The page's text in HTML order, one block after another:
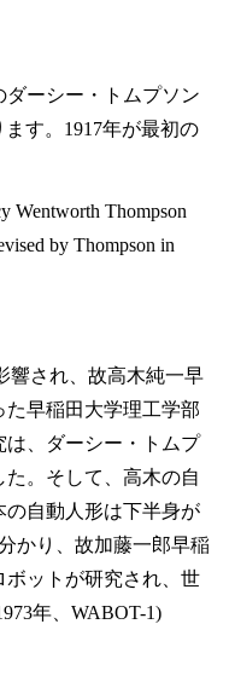
ーシー・トムプソン
す。1917年が最初の
Wentworth Thompson
by Thompson in
響され、故高木純一早
早稲田大学理工学部
、ダーシー・トムプ
。そして、高木の自
自動人形は下半身が
かり、故加藤一郎早稲
ボットが研究され、世
年、WABOT-1)